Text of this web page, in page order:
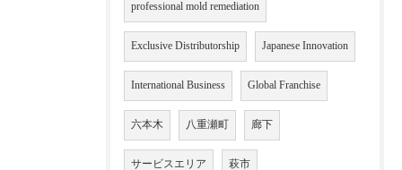
professional mold remediation
Exclusive Distributorship Japanese Innovation
International Business Global Franchise
六本木 八重瀬町 廊下
サービスエリア 萩市